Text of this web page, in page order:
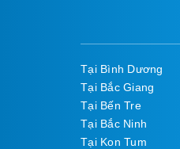
Tại Bình Dương
Tại Bắc Giang
Tại Bến Tre
Tại Bắc Ninh
Tại Kon Tum